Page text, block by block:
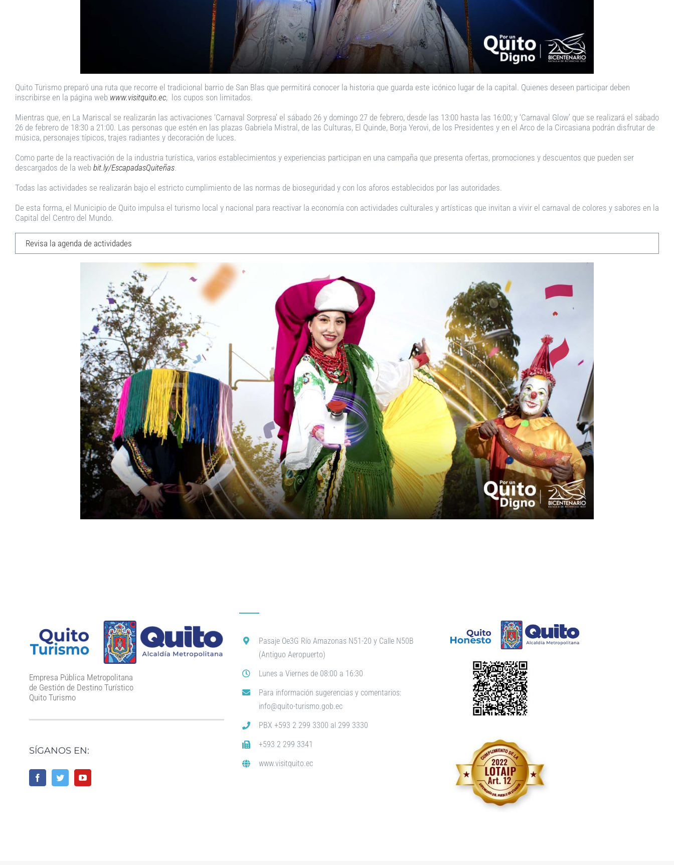
Quito Turismo preparó una ruta que recorre el tradicional barrio de San Blas que permitirá conocer la historia que guarda este icónico lugar de la capital. Quienes deseen participar deben
inscribirse en la página web www.visitquito.ec, los cupos son limitados.
Mientras que, en La Mariscal se realizarán las activaciones ‘Carnaval Sorpresa’ el sábado 26 y domingo 27 de febrero, desde las 13:00 hasta las 16:00; y ‘Carnaval Glow’ que se realizará el sábado
26 de febrero de 18:30 a 21:00. Las personas que estén en las plazas Gabriela Mistral, de las Culturas, El Quinde, Borja Yerovi, de los Presidentes y en el Arco de la Circasiana podrán disfrutar de
música, personajes típicos, trajes radiantes y decoración de luces.
Como parte de la reactivación de la industria turística, varios establecimientos y experiencias participan en una campaña que presenta ofertas, promociones y descuentos que pueden ser
descargados de la web bit.ly/EscapadasQuiteñas.
Todas las actividades se realizarán bajo el estricto cumplimiento de las normas de bioseguridad y con los aforos establecidos por las autoridades.
De esta forma, el Municipio de Quito impulsa el turismo local y nacional para reactivar la economía con actividades culturales y artísticas que invitan a vivir el carnaval de colores y sabores en la
Capital del Centro del Mundo.
Revisa la agenda de actividades
Empresa Pública Metropolitana
de Gestión de Destino Turístico
Quito Turismo
SÍGANOS EN:
Pasaje Oe3G Río Amazonas N51-20 y Calle N50B
(Antiguo Aeropuerto)
Lunes a Viernes de 08:00 a 16:30
Para información sugerencias y comentarios:
info@quito-turismo.gob.ec
PBX +593 2 299 3300 al 299 3330
+593 2 299 3341
www.visitquito.ec